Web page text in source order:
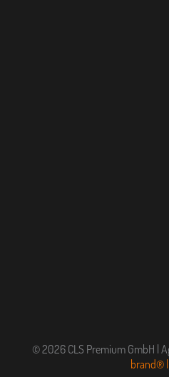
© 2026 CLS Premium GmbH |
brand®